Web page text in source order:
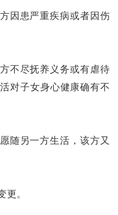
因患严重疾病或者因伤
不尽抚养义务或有虐待
对子女身心健康确有不
随另一方生活，该方又
更。